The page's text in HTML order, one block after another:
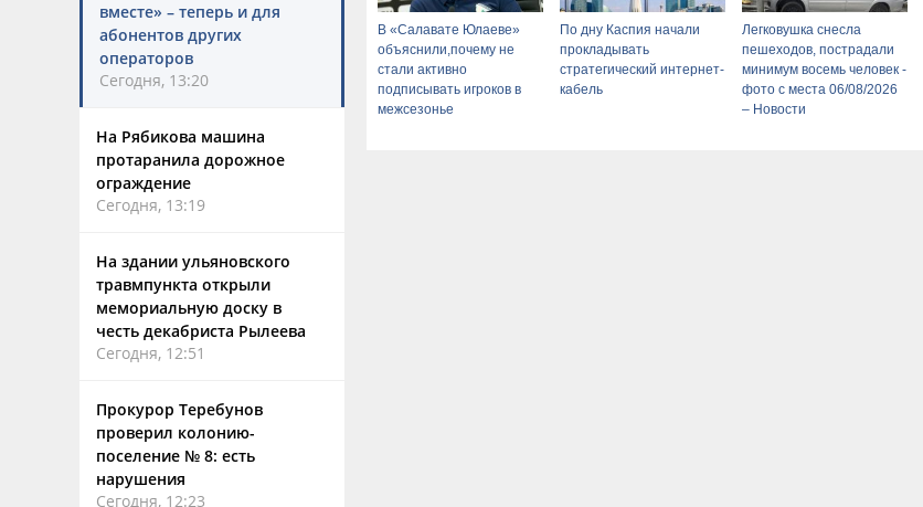
вместе» – теперь и для
абонентов других
операторов
Сегодня, 13:20
На Рябикова машина
протаранила дорожное
ограждение
Сегодня, 13:19
На здании ульяновского
травмпункта открыли
мемориальную доску в
честь декабриста Рылеева
Сегодня, 12:51
Прокурор Теребунов
проверил колонию-
поселение № 8: есть
нарушения
Сегодня, 12:23
В «Салавате Юлаеве»
объяснили,почему не
стали активно
подписывать игроков в
межсезонье
По дну Каспия начали
прокладывать
стратегический интернет-
кабель
Легковушка снесла
пешеходов, пострадали
минимум восемь человек -
фото с места 06/08/2026
– Новости